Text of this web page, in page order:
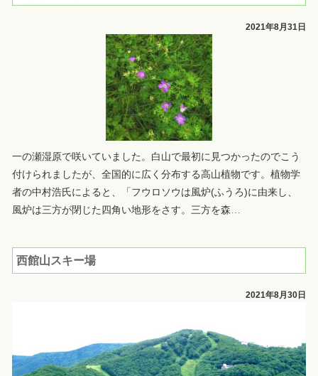
2021年8月31日
一の瀬湿原で咲いていました。白山で最初に見つかったのでこう
付けられましたが、全国的に広く分布する高山植物です。植物学
者の中村浩氏によると、「フウロソウは風炉(ふうろ)に由来し、
風炉は三方が閉じた四角い地形をさす。三方を森…
西館山スキー場
2021年8月30日